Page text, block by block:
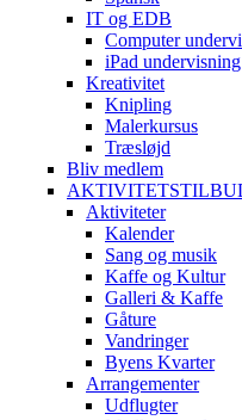
IT og EDB
Computer
iPad undervisning
Kreativitet
Knipling
Malerkursus
Træsløjd
Bliv medlem
Aktiviteter
Kalender
Sang og musik
Kaffe og Kultur
Galleri & Kaffe
Gåture
Vandringer
Byens Kvarter
Arrangementer
Udflugter